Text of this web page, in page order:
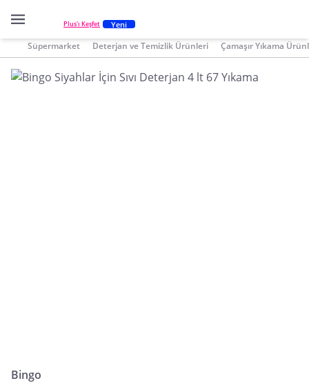
Plus'ı Keşfet Yeni
Süpermarket Deterjan ve Temizlik Ürünleri Çamaşır Yıkama
Bingo